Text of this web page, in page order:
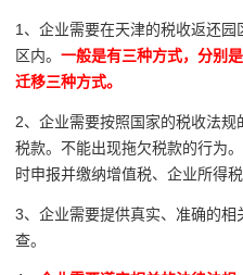
1、企业需要在天津的税收返还
区内。 一般是有三种方式，分别
迁移三种方式。
2、企业需要按照国家的税收法
税款。不能出现拖欠税款的行为
时申报并缴纳增值税、企业所得税
3、企业需要提供真实、准确的
查。